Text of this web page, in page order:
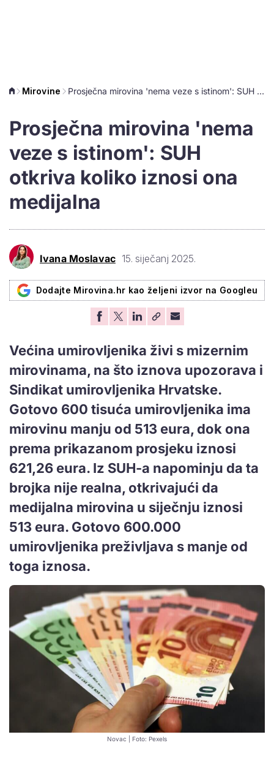
Mirovine Prosječna mirovina 'nema veze s istinom': SUH otkriva koliko iznosi ona medijalna
Prosječna mirovina 'nema
veze s istinom': SUH
otkriva koliko iznosi ona
medijalna
Ivana Moslavac 15. siječanj 2025.
Dodajte Mirovina.hr kao željeni izvor na Googleu
Većina umirovljenika živi s mizernim
mirovinama, na što iznova upozorava i
Sindikat umirovljenika Hrvatske.
Gotovo 600 tisuća umirovljenika ima
mirovinu manju od 513 eura, dok ona
prema prikazanom prosjeku iznosi
621,26 eura. Iz SUH-a napominju da ta
brojka nije realna, otkrivajući da
medijalna mirovina u siječnju iznosi
513 eura. Gotovo 600.000
umirovljenika preživljava s manje od
toga iznosa.
Novac | Foto: Pexels